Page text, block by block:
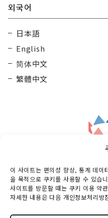
이 사이트는 편의성 향상, 통계 데
을 목적으로 쿠키를 사용할 수 있습
사이트를 방문할 때는 쿠키 이용 약
자세한 내용은 다음 개인정보처리방
외국어
日本語
English
简体中文
繁體中文
Kamui Mintara
Maruunhall 3rd floor, 10-
Asahikawa-shi,